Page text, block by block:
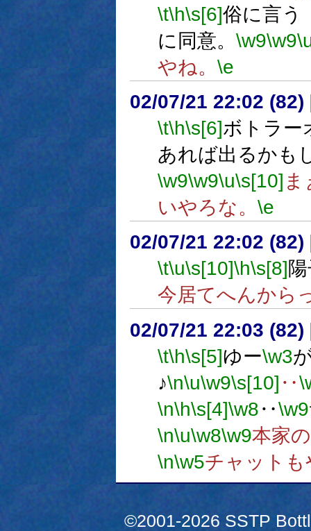
\t\h\s[6]俗に言う
に同意。 \w9\w9
やね。 \e
02/07/21 22:02 (82)
\t\h\s[6]ボトラー
あれば出るかも
\w9\w9\u\s[10] ま
いやろな。 \e
02/07/21 22:02 (82)
\t\u\s[10]\h\s[8]
今居てへんから
02/07/21 22:03 (82)
\t\h\s[5]ゆー\w3
♪\n\u\w9\s[10] ‥
\n\h\s[4]\w8‥\w9
\n\u\w8\w9本家
\n\w5チャット
©2001-2026 SSTP